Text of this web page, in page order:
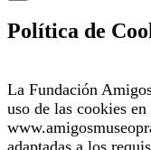
Política de
La Fundación
uso de las cookies
adaptadas a los